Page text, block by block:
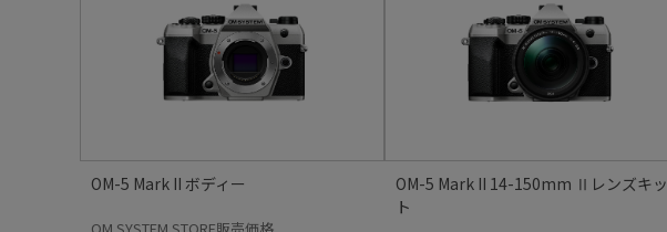
OM-5 Mark II ボディー
OM-5 Mark II 14-150mm Ⅱレンズキッ
ト